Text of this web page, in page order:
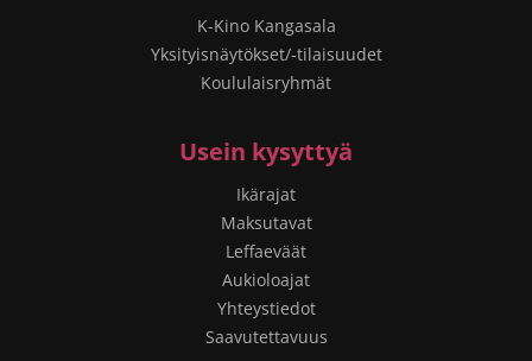
K-Kino Kangasala
Yksityisnäytökset/-tilaisuudet
Koululaisryhmät
Usein kysyttyä
Ikärajat
Maksutavat
Leffaeväät
Aukioloajat
Yhteystiedot
Saavutettavuus